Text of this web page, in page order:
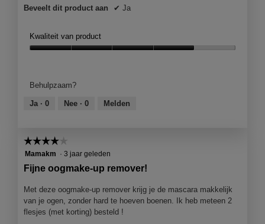
Beveelt dit product aan ✔ Ja
Kwaliteit van product
4
van
Behulpzaam?
Ja · 0 Nee · 0 Melden
☆☆☆☆☆
☆☆☆☆☆
4
sterren.
Mamakm · 3 jaar geleden
Fijne oogmake-up remover!
Met deze oogmake-up remover krijg je de mascara makkelijk
van je ogen, zonder hard te hoeven boenen. Ik heb meteen 2
flesjes (met korting) besteld !